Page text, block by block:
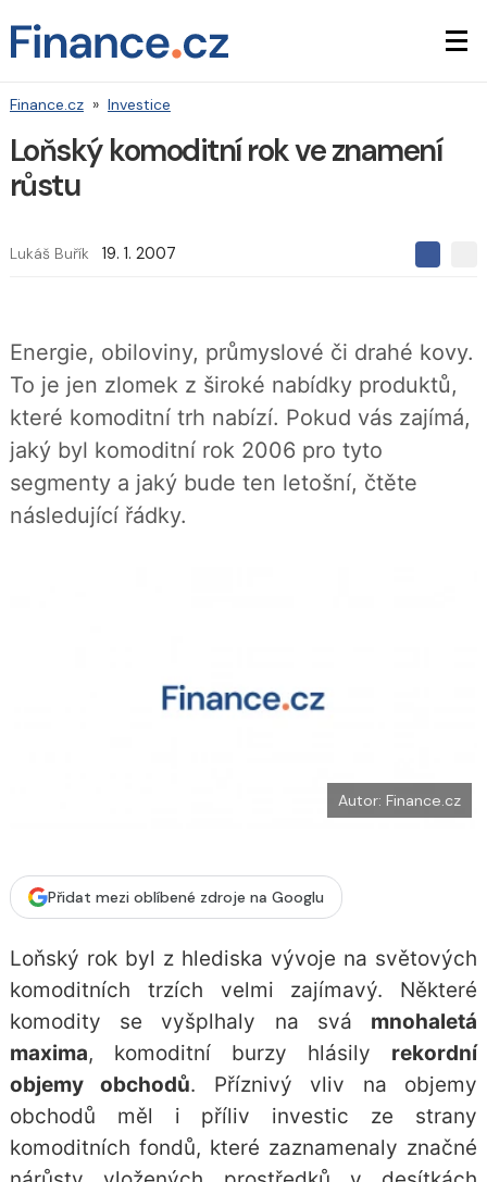
Finance.cz » Investice
Loňský komoditní rok ve znamení
růstu
Lukáš Buřík 19. 1. 2007
S
e
t
S
j
e
a
F
j
a
Energie, obiloviny, průmyslové či drahé kovy.
To je jen zlomek z široké nabídky produktů,
které komoditní trh nabízí. Pokud vás zajímá,
jaký byl komoditní rok 2006 pro tyto
segmenty a jaký bude ten letošní, čtěte
následující řádky.
Autor: Finance.cz
Přidat mezi oblíbené zdroje na Googlu
Loňský rok byl z hlediska vývoje na světových
komoditních trzích velmi zajímavý. Některé
komodity se vyšplhaly na svá mnohaletá
maxima, komoditní burzy hlásily rekordní
objemy obchodů. Příznivý vliv na objemy
obchodů měl i příliv investic ze strany
komoditních fondů, které zaznamenaly značné